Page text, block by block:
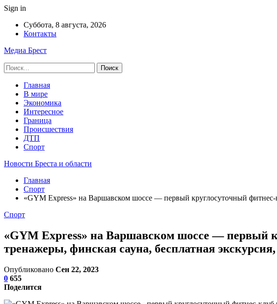
Sign in
Суббота, 8 августа, 2026
Контакты
Медиа Брест
Главная
В мире
Экономика
Интересное
Граница
Происшествия
ДТП
Спорт
Новости Бреста и области
Главная
Спорт
«GYM Express» на Варшавском шоссе — первый круглосуточный фитнес-
Спорт
«GYM Express» на Варшавском шоссе — первый
тренажеры, финская сауна, бесплатная
Опубликовано Сен 22, 2023
0 655
Поделится